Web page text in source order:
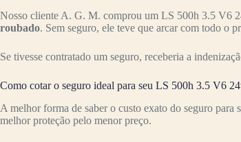
Nosso cliente A. G. M. comprou um LS 500h 3.5 V6
roubado. Sem seguro, ele teve que arcar com todo o
Se tivesse contratado um seguro, receberia a
Como cotar o seguro ideal para seu LS 500h 3.5 V6
A melhor forma de saber o custo exato do seguro
melhor proteção pelo menor preço.